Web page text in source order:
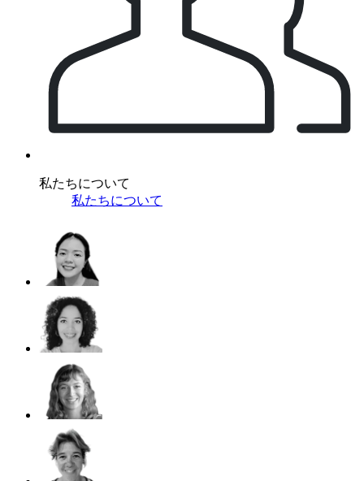
私たちについて
私たちについて